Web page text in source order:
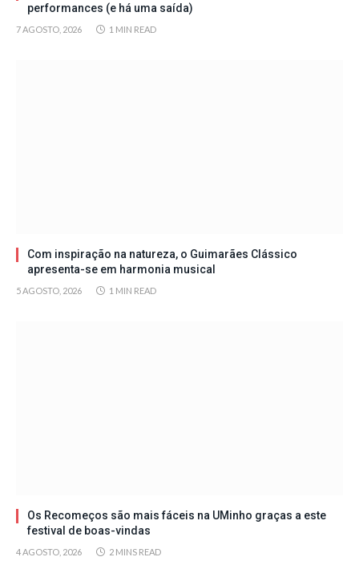
performances (e há uma saída)
7 AGOSTO, 2026 1 MIN READ
Com inspiração na natureza, o Guimarães Clássico
apresenta-se em harmonia musical
5 AGOSTO, 2026 1 MIN READ
Os Recomeços são mais fáceis na UMinho graças a este
festival de boas-vindas
4 AGOSTO, 2026 2 MINS READ